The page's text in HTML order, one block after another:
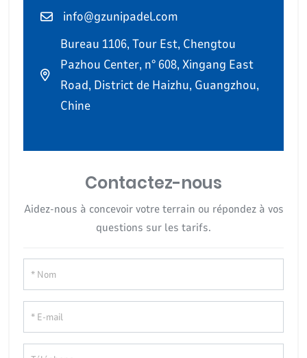
info@gzunipadel.com
Bureau 1106, Tour Est, Chengtou
Pazhou Center, n° 608, Xingang East
Road, District de Haizhu, Guangzhou,
Chine
Contactez-nous
Aidez-nous à concevoir votre terrain ou répondez à vos
questions sur les tarifs.